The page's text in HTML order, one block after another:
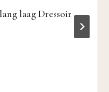
laag Dressoir